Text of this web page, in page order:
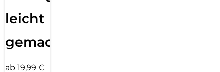
leicht
gemacht!
ab 19,99 €